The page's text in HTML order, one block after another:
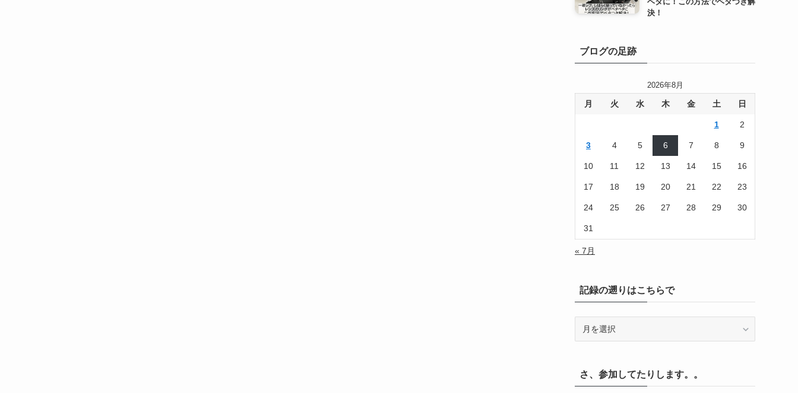
決！
ブログの足跡
2026年8月
月 火 水 木 金 土 日
1 2
3 4 5 6 7 8 9
10 11 12 13 14 15 16
17 18 19 20 21 22 23
24 25 26 27 28 29 30
31
« 7月
記録の遡りはこちらで
り
は
さ、参加してたりします。。